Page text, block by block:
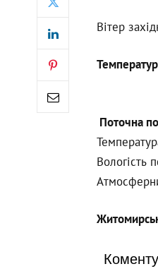
Вітер
Поточна
Вологість